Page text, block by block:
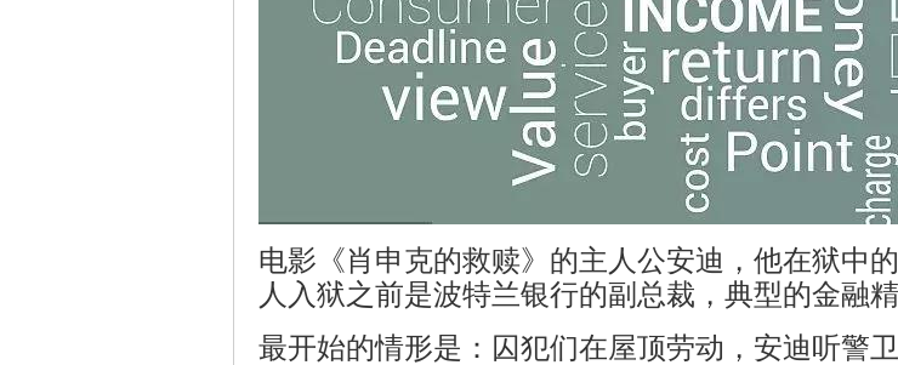
电影《肖申克的救赎》的主人公安迪，他在狱中
人入狱之前是波特兰银行的副总裁，典型的金融精
最开始的情形是：囚犯们在屋顶劳动，安迪听警